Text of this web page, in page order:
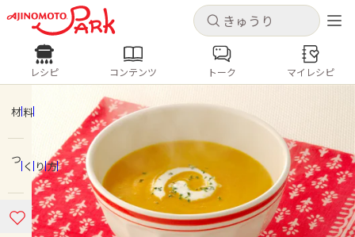
キャンセル
ログインするとレシピを保存できます
ログイン 新規登録
ホーム
コンテンツ
キャンセル
レシピ コンテンツ
人気の食材・レシピ
きゅうり なす トマト
とうもろこし
ピーマン
みょうが ゴーヤ
レシピ コンテンツ トーク マイレシピ
材料
つくり方